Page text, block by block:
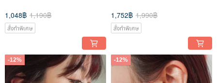
1,048฿ 1,190฿
สั่งทำพิเศษ
1,752฿ 1,990฿
สั่งทำพิเศษ
-12% -12%